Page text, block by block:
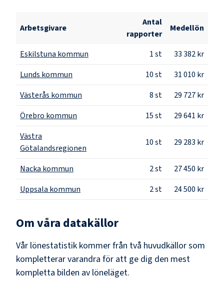
Arbetsgivare
Antal
rapporter
Medellön
Eskilstuna kommun 1st
33 382 kr
Lunds kommun
10st
31 010 kr
Västerås kommun
8st
29 727 kr
Örebro kommun
15st
29 641 kr
Västra
Götalandsregionen
10st 29 283 kr
Nacka kommun 2st
27 450 kr
Uppsala kommun
2st 24 500 kr
Om våra datakällor
Vår lönestatistik kommer från två huvudkällor som
kompletterar varandra för att ge dig den mest
kompletta bilden av löneläget.